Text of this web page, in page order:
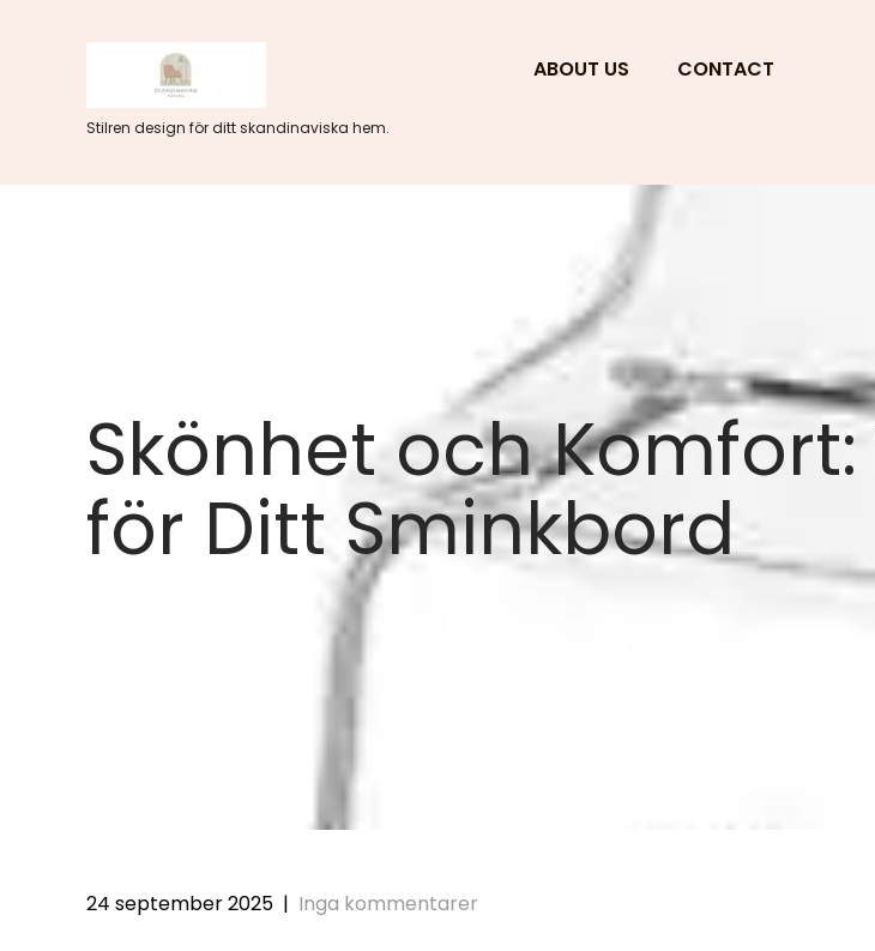
Stilren design för ditt skandinaviska hem.
ABOUT US CONTACT
Skönhet och
för Ditt Sminkbord
24 september 2025 | Inga kommentarer